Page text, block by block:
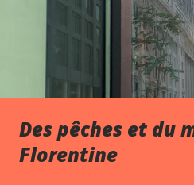
Des pêches et du
Florentine